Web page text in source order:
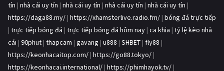
tín | nhà cái uy tín | nhà cái uy tín | nhà cái uy tín | nhà cái uy tín |
https://daga88.my/ | https://xhamsterlive.radio.fm/ | bóng đá trực tiếp
| trực tiếp bóng đá | trực tiếp bóng đá hôm nay | ca khia | tỷ lệ kèo nhà
cái | 90phut | thapcam | gavang | u888 | SHBET | fly88 |
https://keonhacaitop.com/ | https://go88.tokyo/ |
https://keonhacai.international/ | https://phimhayok.tv/ |